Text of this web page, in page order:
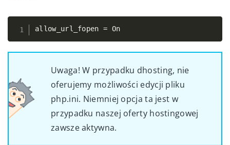
allow_url_fopen = On
Uwaga! W przypadku dhosting, nie
oferujemy możliwości edycji pliku
php.ini. Niemniej opcja ta jest w
przypadku naszej oferty hostingowej
zawsze aktywna.